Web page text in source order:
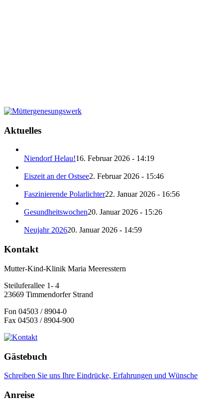
Aktuelles
Niendorf Helau!16. Februar 2026 - 14:19
Eiszeit an der Ostsee2. Februar 2026 - 15:46
Faszinierende Polarlichter22. Januar 2026 - 16:56
Gesundheitswochen20. Januar 2026 - 15:26
Neujahr 202620. Januar 2026 - 14:59
Kontakt
Mutter-Kind-Klinik Maria Meeresstern
Steiluferallee 1- 4
23669 Timmendorfer Strand
Fon 04503 / 8904-0
Fax 04503 / 8904-900
Gästebuch
Schreiben Sie uns Ihre Eindrücke, Erfahrungen und Wünsche
Anreise